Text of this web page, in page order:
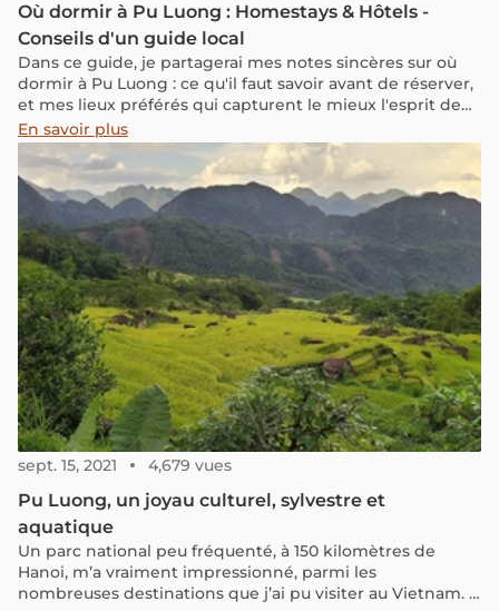
Où dormir à Pu Luong : Homestays & Hôtels -
Conseils d'un guide local
Dans ce guide, je partagerai mes notes sincères sur où
dormir à Pu Luong : ce qu'il faut savoir avant de réserver,
et mes lieux préférés qui capturent le mieux l'esprit de
cette réserve naturelle paisible.
En savoir plus
sept. 15, 2021 4,679 vues
Pu Luong, un joyau culturel, sylvestre et
aquatique
Un parc national peu fréquenté, à 150 kilomètres de
Hanoi, m’a vraiment impressionné, parmi les
nombreuses destinations que j’ai pu visiter au Vietnam. Il